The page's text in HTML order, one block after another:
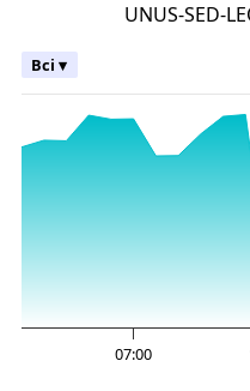
UNUS-SED-
Всі ▾
07:00